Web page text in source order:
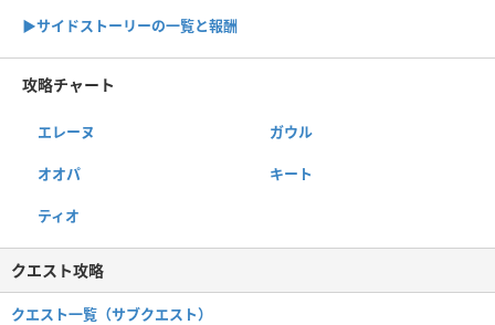
▶サイドストーリーの一覧と報酬
攻略チャート
エレーヌ ガウル
オオパ キート
ティオ
クエスト攻略
クエスト一覧（サブクエスト）